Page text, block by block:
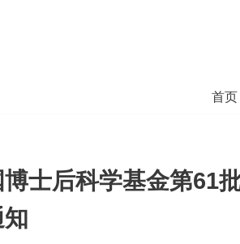
首页
士后科学基金第61